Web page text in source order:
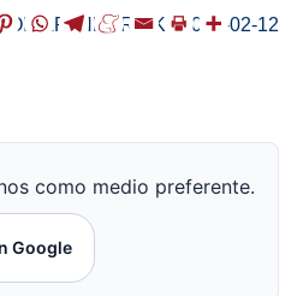
,HERRIAK /2025-02-12
como medio preferente.
Google